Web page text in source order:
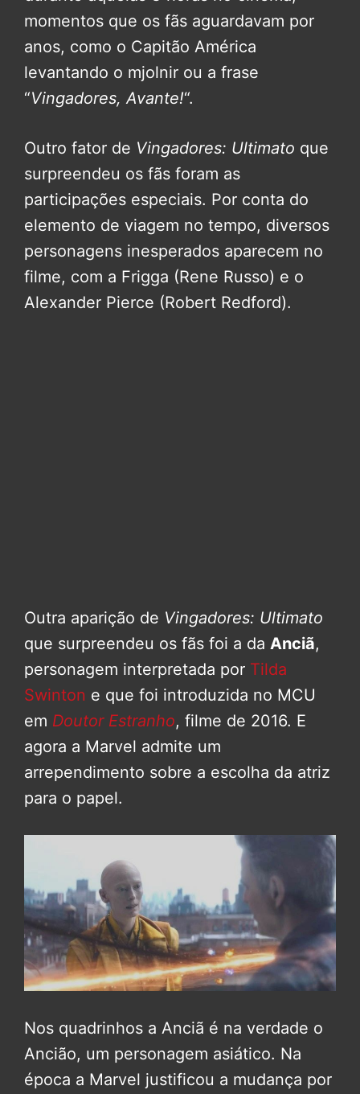
momentos que os fãs aguardavam por
anos, como o Capitão América
levantando o mjolnir ou a frase
“Vingadores, Avante!“.
Outro fator de Vingadores: Ultimato que
surpreendeu os fãs foram as
participações especiais. Por conta do
elemento de viagem no tempo, diversos
personagens inesperados aparecem no
filme, com a Frigga (Rene Russo) e o
Alexander Pierce (Robert Redford).
Outra aparição de Vingadores: Ultimato
que surpreendeu os fãs foi a da Anciã,
personagem interpretada por Tilda
Swinton e que foi introduzida no MCU
em Doutor Estranho, filme de 2016. E
agora a Marvel admite um
arrependimento sobre a escolha da atriz
para o papel.
Nos quadrinhos a Anciã é na verdade o
Ancião, um personagem asiático. Na
época a Marvel justificou a mudança por